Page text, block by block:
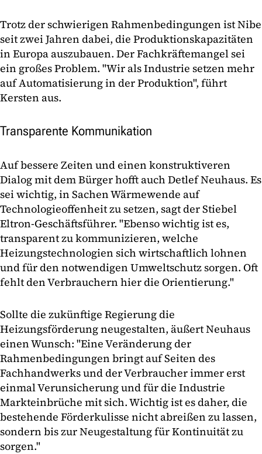
Trotz der schwierigen Rahmenbedingungen ist Nibe
seit zwei Jahren dabei, die Produktionskapazitäten
in Europa auszubauen. Der Fachkräftemangel sei
ein großes Problem. "Wir als Industrie setzen mehr
auf Automatisierung in der Produktion", führt
Kersten aus.
Transparente Kommunikation
Auf bessere Zeiten und einen konstruktiveren
Dialog mit dem Bürger hofft auch Detlef Neuhaus. Es
sei wichtig, in Sachen Wärmewende auf
Technologieoffenheit zu setzen, sagt der Stiebel
Eltron-Geschäftsführer. "Ebenso wichtig ist es,
transparent zu kommunizieren, welche
Heizungstechnologien sich wirtschaftlich lohnen
und für den notwendigen Umweltschutz sorgen. Oft
fehlt den Verbrauchern hier die Orientierung."
Sollte die zukünftige Regierung die
Heizungsförderung neugestalten, äußert Neuhaus
einen Wunsch: "Eine Veränderung der
Rahmenbedingungen bringt auf Seiten des
Fachhandwerks und der Verbraucher immer erst
einmal Verunsicherung und für die Industrie
Markteinbrüche mit sich. Wichtig ist es daher, die
bestehende Förderkulisse nicht abreißen zu lassen,
sondern bis zur Neugestaltung für Kontinuität zu
sorgen."